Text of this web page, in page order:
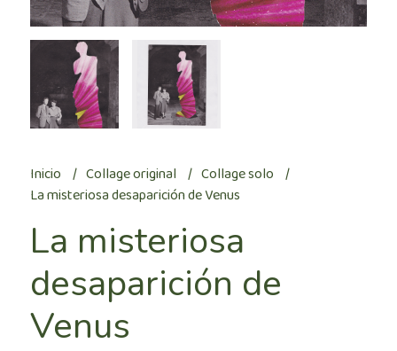
Inicio Collage original
Collage solo
La misteriosa desaparición de Venus
La misteriosa
desaparición de
Venus